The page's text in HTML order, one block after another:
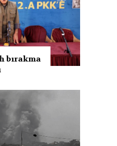
bırakma